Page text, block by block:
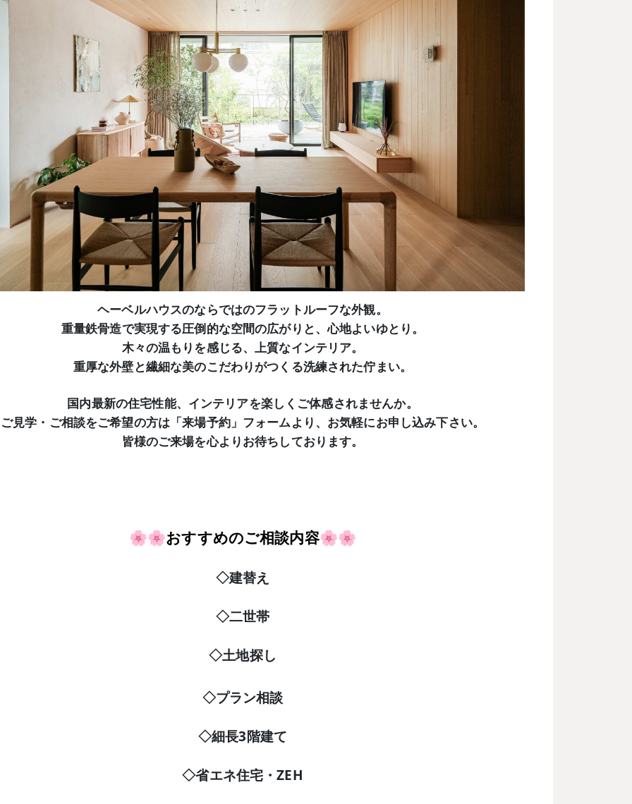
ヘーベルハウスのならではのフラットルーフな外観。
重量鉄骨造で実現する圧倒的な空間の広がりと、心地よいゆとり。
木々の温もりを感じる、上質なインテリア。
重厚な外壁と繊細な美のこだわりがつくる洗練された佇まい。
国内最新の住宅性能、インテリアを楽しくご体感されませんか。
ご見学・ご相談をご希望の方は「来場予約」フォームより、お気軽にお申し込み下さい。
皆様のご来場を心よりお待ちしております。
🌸🌸おすすめのご相談内容🌸🌸
◇建替え
◇二世帯
◇土地探し
◇プラン相談
◇細長3階建て
◇省エネ住宅・ZEH